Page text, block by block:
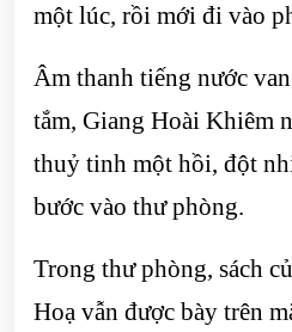
một lúc, rồi mới đi vào
Âm thanh tiếng nước
tắm, Giang Hoài Khiêm
thuỷ tinh một hồi, đột
bước vào thư phòng.
Trong thư phòng, sách
Hoạ vẫn được bày trên